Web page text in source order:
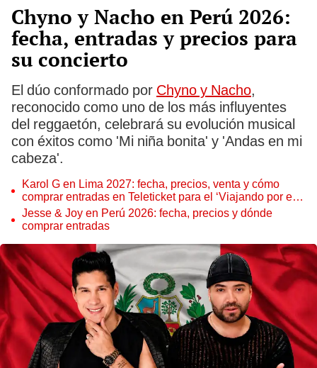
Chyno y Nacho en Perú 2026:
fecha, entradas y precios para
su concierto
El dúo conformado por Chyno y Nacho,
reconocido como uno de los más influyentes
del reggaetón, celebrará su evolución musical
con éxitos como 'Mi niña bonita' y 'Andas en mi
cabeza'.
Karol G en Lima 2027: fecha, precios, venta y cómo
comprar entradas en Teleticket para el ‘Viajando por el
mundo Tropitour’
Jesse & Joy en Perú 2026: fecha, precios y dónde
comprar entradas